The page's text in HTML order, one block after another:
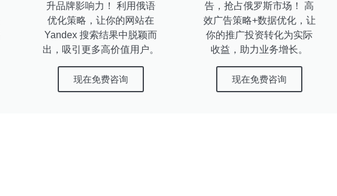
升品牌影响力！ 利用俄语
优化策略，让你的网站在
Yandex 搜索结果中脱颖而
出，吸引更多高价值用户。
现在免费咨询
告，抢占俄罗斯市场！ 高
效广告策略+数据优化，让
你的推广投资转化为实际
收益，助力业务增长。
现在免费咨询